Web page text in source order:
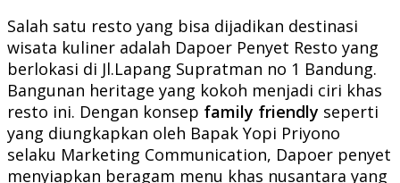
Salah satu resto yang bisa dijadikan destinasi
wisata kuliner adalah Dapoer Penyet Resto yang
berlokasi di Jl.Lapang Supratman no 1 Bandung.
Bangunan heritage yang kokoh menjadi ciri khas
resto ini. Dengan konsep family friendly seperti
yang diungkapkan oleh Bapak Yopi Priyono
selaku Marketing Communication, Dapoer penyet
menyiapkan beragam menu khas nusantara yang